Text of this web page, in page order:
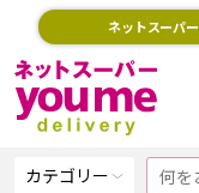
ネットスーパー
カテゴリー